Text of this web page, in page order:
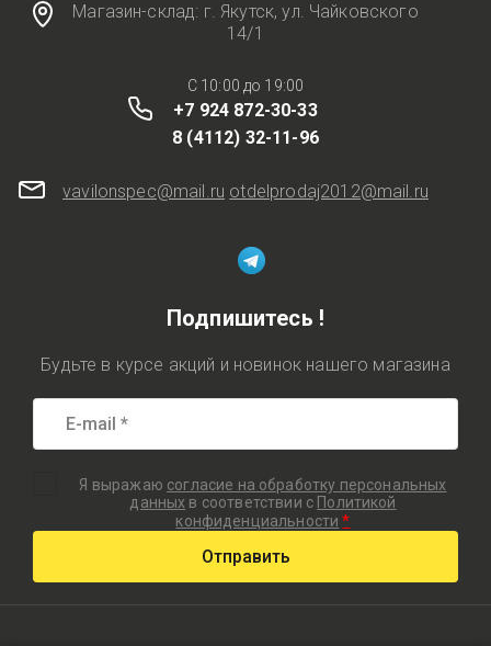
Магазин-склад: г. Якутск, ул. Чайковского
14/1
C 10:00 до 19:00
+7 924 872-30-33
8 (4112) 32-11-96
vavilonspec@mail.ru otdelprodaj2012@mail.ru
Подпишитесь !
Будьте в курсе акций и новинок нашего магазина
Я выражаю согласие на обработку персональных
данных в соответствии с Политикой
конфиденциальности *
Отправить